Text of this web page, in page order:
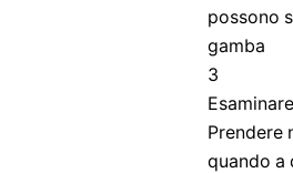
possono
gamba
3
Prendere
quando a